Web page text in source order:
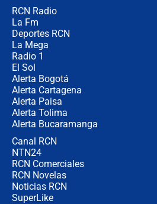
RCN Radio
La Fm
Deportes RCN
La Mega
Radio 1
El Sol
Alerta Bogotá
Alerta Cartagena
Alerta Paisa
Alerta Tolima
Alerta Bucaramanga
Canal RCN
NTN24
RCN Comerciales
RCN Novelas
Noticias RCN
SuperLike